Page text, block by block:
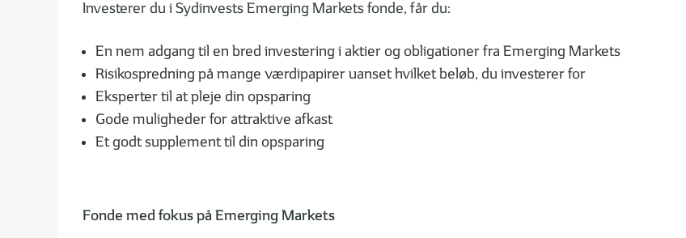
Investerer du i Sydinvests Emerging Markets fonde, får du:
En nem adgang til en bred investering i aktier og obligationer fra Emerging Markets
Risikospredning på mange værdipapirer uanset hvilket beløb, du investerer for
Eksperter til at pleje din opsparing
Gode muligheder for attraktive afkast
Et godt supplement til din opsparing
Fonde med fokus på Emerging Markets